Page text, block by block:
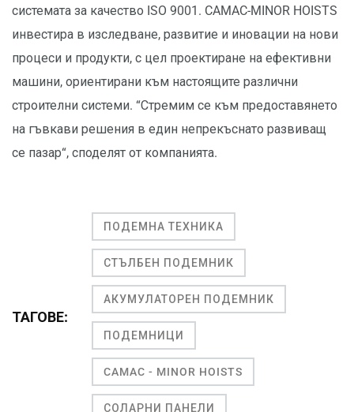
системата за качество ISO 9001. CAMAC-MINOR HOISTS
инвестира в изследване, развитие и иновации на нови
процеси и продукти, с цел проектиране на ефективни
машини, ориентирани към настоящите различни
строителни системи. “Стремим се към предоставянето
на гъвкави решения в един непрекъснато развиващ
се пазар“, споделят от компанията.
ТАГОВЕ:
ПОДЕМНА ТЕХНИКА
СТЪЛБЕН ПОДЕМНИК
АКУМУЛАТОРЕН ПОДЕМНИК
ПОДЕМНИЦИ
CAMAC - MINOR HOISTS
СОЛАРНИ ПАНЕЛИ